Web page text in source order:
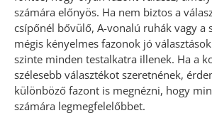
számára előnyös. Ha nem biztos a
csípőnél bővülő, A-vonalú ruhák vagy a
mégis kényelmes fazonok jó
szinte minden testalkatra illenek. Ha a
szélesebb választékot szeretnének,
különböző fazont is megnézni, hogy
számára legmegfelelőbbet.